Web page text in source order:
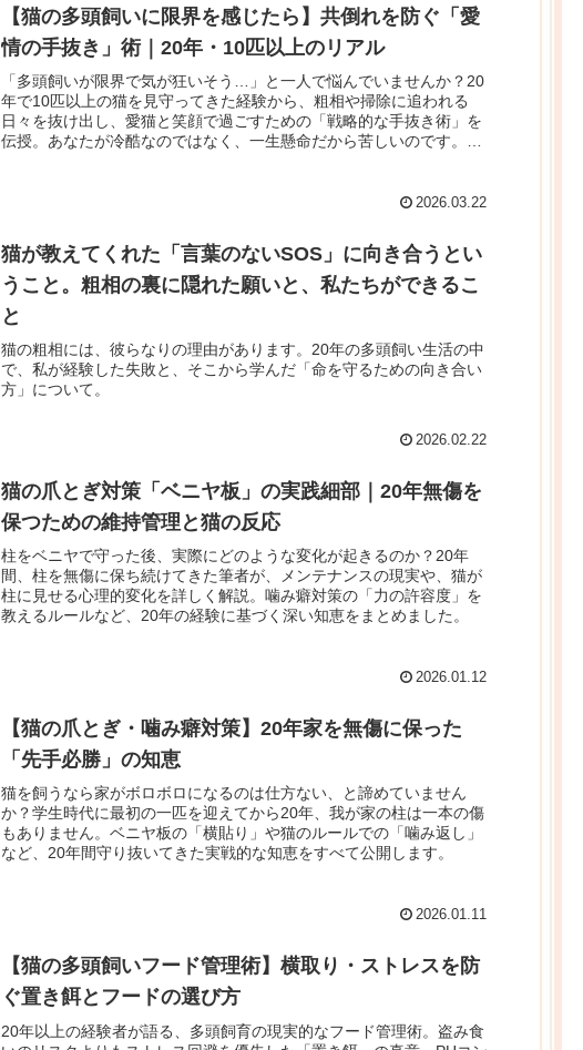
【猫の多頭飼いに限界を感じたら】共倒れを防ぐ「愛
情の手抜き」術｜20年・10匹以上のリアル
「多頭飼いが限界で気が狂いそう…」と一人で悩んでいませんか？20
年で10匹以上の猫を見守ってきた経験から、粗相や掃除に追われる
日々を抜け出し、愛猫と笑顔で過ごすための「戦略的な手抜き術」を
伝授。あなたが冷酷なのではなく、一生懸命だから苦しいのです。今
2026.03.22
猫が教えてくれた「言葉のないSOS」に向き合うとい
うこと。粗相の裏に隠れた願いと、私たちができるこ
と
猫の粗相には、彼らなりの理由があります。20年の多頭飼い生活の中
で、私が経験した失敗と、そこから学んだ「命を守るための向き合い
方」について。
2026.02.22
猫の爪とぎ対策「ベニヤ板」の実践細部｜20年無傷を
保つための維持管理と猫の反応
柱をベニヤで守った後、実際にどのような変化が起きるのか？20年
間、柱を無傷に保ち続けてきた筆者が、メンテナンスの現実や、猫が
柱に見せる心理的変化を詳しく解説。噛み癖対策の「力の許容度」を
教えるルールなど、20年の経験に基づく深い知恵をまとめました。
2026.01.12
【猫の爪とぎ・噛み癖対策】20年家を無傷に保った
「先手必勝」の知恵
猫を飼うなら家がボロボロになるのは仕方ない、と諦めていません
か？学生時代に最初の一匹を迎えてから20年、我が家の柱は一本の傷
もありません。ベニヤ板の「横貼り」や猫のルールでの「噛み返し」
など、20年間守り抜いてきた実戦的な知恵をすべて公開します。
2026.01.11
【猫の多頭飼いフード管理術】横取り・ストレスを防
ぐ置き餌とフードの選び方
20年以上の経験者が語る、多頭飼育の現実的なフード管理術。盗み食